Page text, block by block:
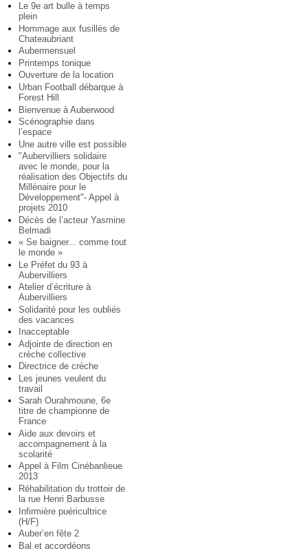
Le 9e art bulle à temps
plein
Hommage aux fusillés de
Chateaubriant
Aubermensuel
Printemps tonique
Ouverture de la location
Urban Football débarque à
Forest Hill
Bienvenue à Auberwood
Scénographie dans
l’espace
Une autre ville est possible
"Aubervilliers solidaire
avec le monde, pour la
réalisation des Objectifs du
Millénaire pour le
Développement"- Appel à
projets 2010
Décès de l’acteur Yasmine
Belmadi
« Se baigner... comme tout
le monde »
Le Préfet du 93 à
Aubervilliers
Atelier d’écriture à
Aubervilliers
Solidarité pour les oubliés
des vacances
Inacceptable
Adjointe de direction en
crèche collective
Directrice de crèche
Les jeunes veulent du
travail
Sarah Ourahmoune, 6e
titre de championne de
France
Aide aux devoirs et
accompagnement à la
scolarité
Appel à Film Cinébanlieue
2013
Réhabilitation du trottoir de
la rue Henri Barbusse
Infirmière puéricultrice
(H/F)
Auber’en fête 2
Bal et accordéons